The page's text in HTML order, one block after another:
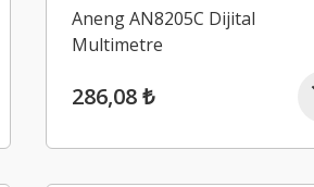
Aneng AN8205C Dijital
Multimetre
286,08 ₺